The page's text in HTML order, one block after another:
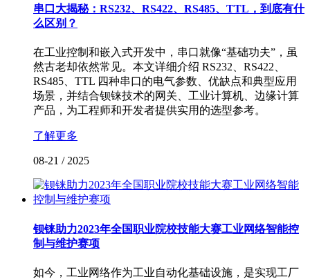
串口大揭秘：RS232、RS422、RS485、TTL，到底有什
么区别？
在工业控制和嵌入式开发中，串口就像“基础功夫”，虽
然古老却依然常见。本文详细介绍 RS232、RS422、
RS485、TTL 四种串口的电气参数、优缺点和典型应用
场景，并结合钡铼技术的网关、工业计算机、边缘计算
产品，为工程师和开发者提供实用的选型参考。
了解更多
08-21 / 2025
钡铼助力2023年全国职业院校技能大赛工业网络智能控
制与维护赛项
如今，工业网络作为工业自动化基础设施，是实现工厂